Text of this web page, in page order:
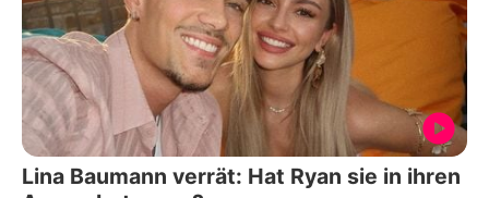
Lina Baumann verrät: Hat Ryan sie in ihren